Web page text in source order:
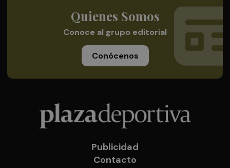
Quienes Somos
Conoce al grupo editorial
Conócenos
Publicidad
Contacto